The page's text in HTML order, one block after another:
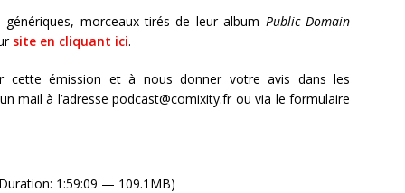
morceaux tirés de leur album Public Domain
site en cliquant ici.
cette émission et à nous donner votre avis dans les
mail à l’adresse podcast@comixity.fr ou via le formulaire
1:59:09 — 109.1MB)